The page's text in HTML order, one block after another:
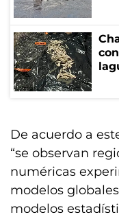
De acuerdo a
“se observan
numéricas
modelos
modelos